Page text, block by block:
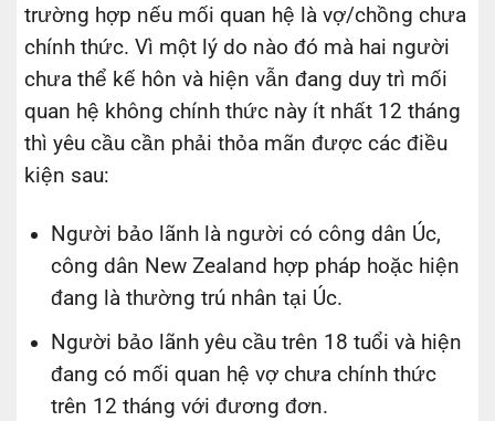
trường hợp nếu mối quan hệ là vợ/chồng chưa
chính thức. Vì một lý do nào đó mà hai người
chưa thể kế hôn và hiện vẫn đang duy trì mối
quan hệ không chính thức này ít nhất 12 tháng
thì yêu cầu cần phải thỏa mãn được các điều
kiện sau:
Người bảo lãnh là người có công dân Úc,
công dân New Zealand hợp pháp hoặc hiện
đang là thường trú nhân tại Úc.
Người bảo lãnh yêu cầu trên 18 tuổi và hiện
đang có mối quan hệ vợ chưa chính thức
trên 12 tháng với đương đơn.